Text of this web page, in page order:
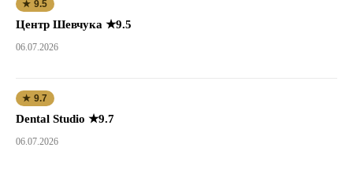
★ 9.5
Центр Шевчука ★9.5
06.07.2026
★ 9.7
Dental Studio ★9.7
06.07.2026